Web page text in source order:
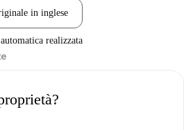
in inglese
realizzata